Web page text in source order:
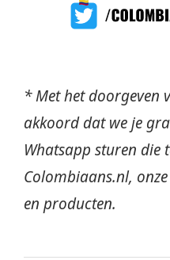
* Met het doorgeven
akkoord dat we je
Whatsapp sturen die
Colombiaans.nl,
en producten.